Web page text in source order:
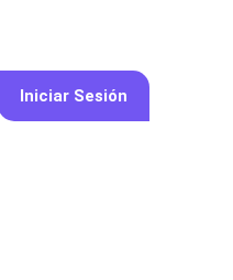
Iniciar Sesión